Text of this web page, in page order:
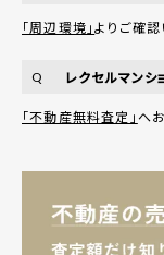
「周辺環境」よりご確認
Q レクセルマン
「不動産無料査定」へ